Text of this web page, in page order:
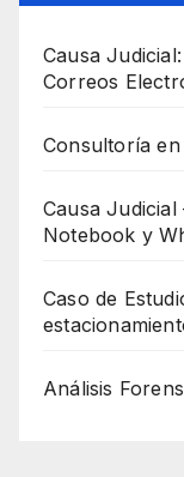
Causa
Correos
Consultoría
Causa Judicial
Notebook y
Caso de
Análisis